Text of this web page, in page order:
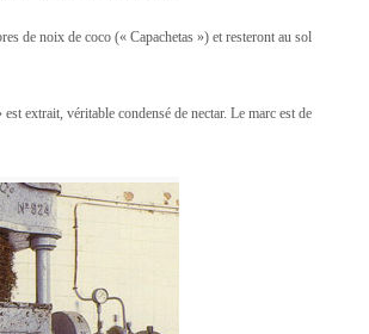
de noix de coco (« Capachetas ») et resteront au sol
extrait, véritable condensé de nectar. Le marc est de